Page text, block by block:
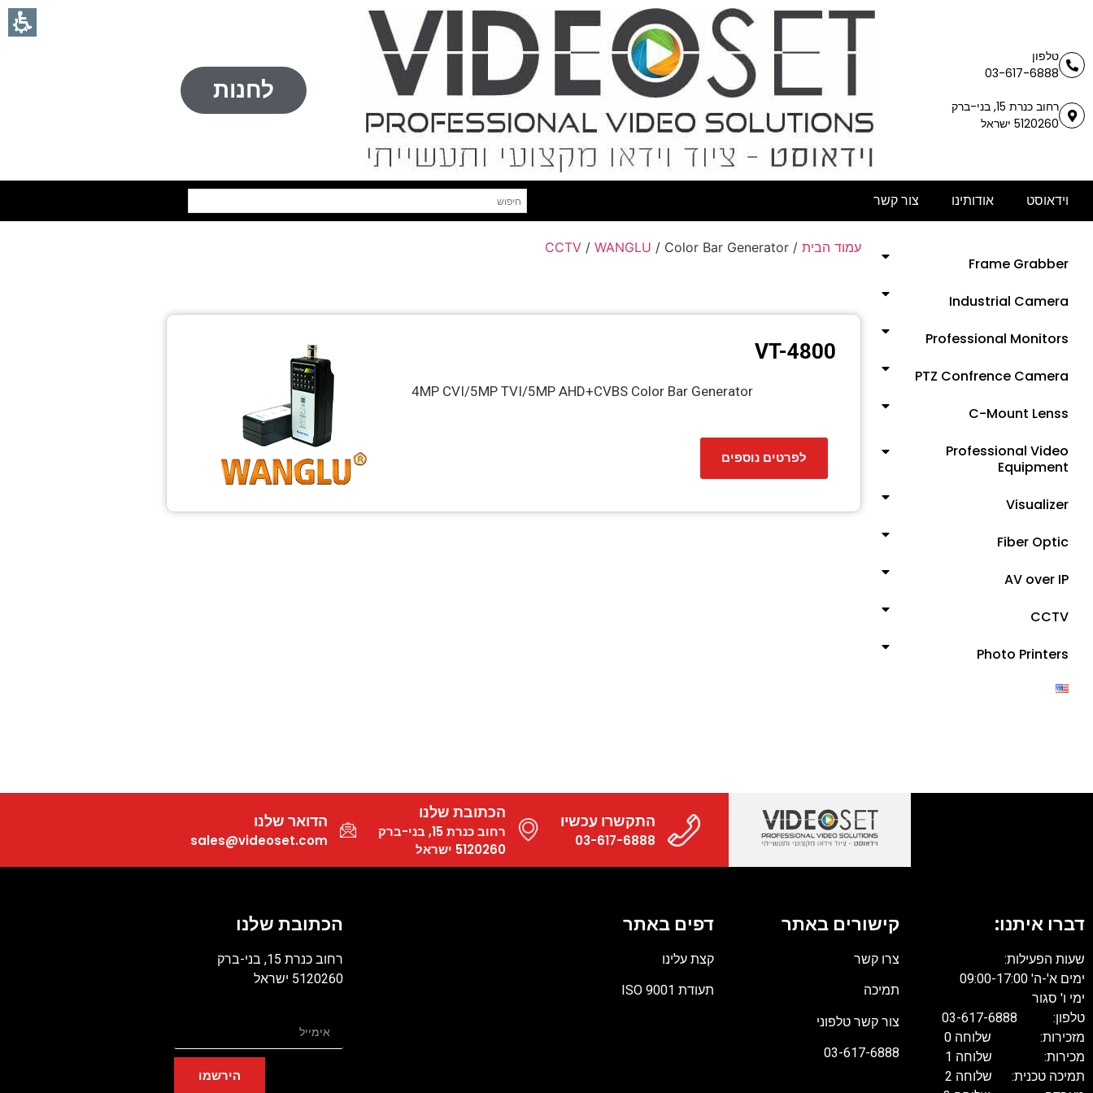
טלפון
03-617-6888
רחוב כנרת 15, בני-ברק
5120260 ישראל
לחנות
וידאוסט אודותינו צור קשר
Frame Grabber
Industrial Camera
Professional Monitors
PTZ Confrence Camera
C-Mount Lenss
Professional Video
Equipment
Visualizer
Fiber Optic
AV over IP
CCTV
Photo Printers
עמוד הבית /
CCTV / WANGLU / Color Bar Generator
VT-4800
4MP CVI/5MP TVI/5MP AHD+CVBS Color Bar Generator
לפרטים נוספים
התקשרו עכשיו
03-617-6888
הכתובת שלנו
רחוב כנרת 15, בני-ברק
5120260 ישראל
הדואר שלנו
sales@videoset.com
דברו איתנו:
שעות הפעילות:
ימים א'-ה' 09:00-17:00
ימי ו' סגור
טלפון: 03-617-6888
מזכירות: שלוחה 0
מכירות: שלוחה 1
תמיכה טכנית: שלוחה 2
קישורים באתר
צרו קשר
תמיכה
צור קשר טלפוני
03-617-6888
דפים באתר
קצת עלינו
תעודת ISO 9001
הכתובת שלנו
רחוב כנרת 15, בני-ברק
5120260 ישראל
הירשמו